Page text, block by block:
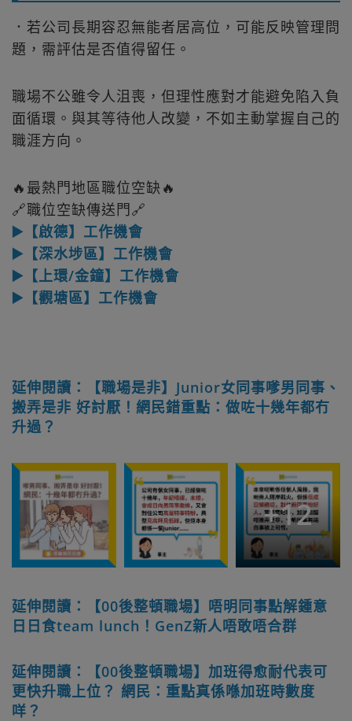
．若公司長期容忍無能者居高位，可能反映管理問
題，需評估是否值得留任。
職場不公雖令人沮喪，但理性應對才能避免陷入負
面循環。與其等待他人改變，不如主動掌握自己的
職涯方向。
🔥最熱門地區職位空缺🔥
🔗職位空缺傳送門🔗
▶️【啟德】工作機會
▶️【深水埗區】工作機會
▶️【上環/金鐘】工作機會
▶️【觀塘區】工作機會
延伸閱讀：【職場是非】Junior女同事嗲男同事、
搬弄是非 好討厭！網民錯重點：做咗十幾年都冇
升過？
+12
延伸閱讀：【00後整頓職場】唔明同事點解鍾意
日日食team lunch！GenZ新人唔敢唔合群
延伸閱讀：【00後整頓職場】加班得愈耐代表可
更快升職上位？ 網民：重點真係喺加班時數度
咩？